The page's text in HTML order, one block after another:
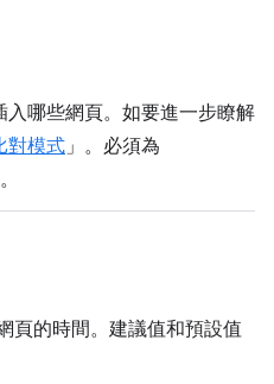
哪些網頁。如要進一步瞭解
對模式」。必須為
頁的時間。建議值和預設值